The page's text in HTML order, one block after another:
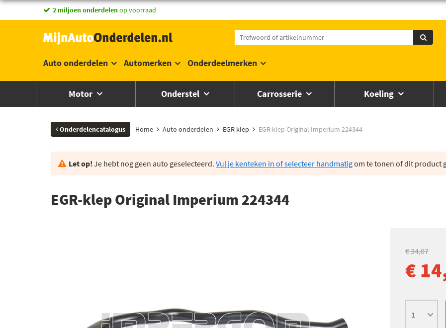
2 miljoen onderdelenop voorraad
Auto onderdelen Automerken Onderdeelmerken
Motor Onderstel Carrosserie Koeling
Onderdelencatalogus Home Auto onderdelen EGR-klep EGR-klep Original Imperium 224344
Let op! Je hebt nog geen auto geselecteerd. Vul je kenteken in of selecteer handmatigom te tonen of dit product
EGR-klep Original Imperium 224344
€ 34,07
€